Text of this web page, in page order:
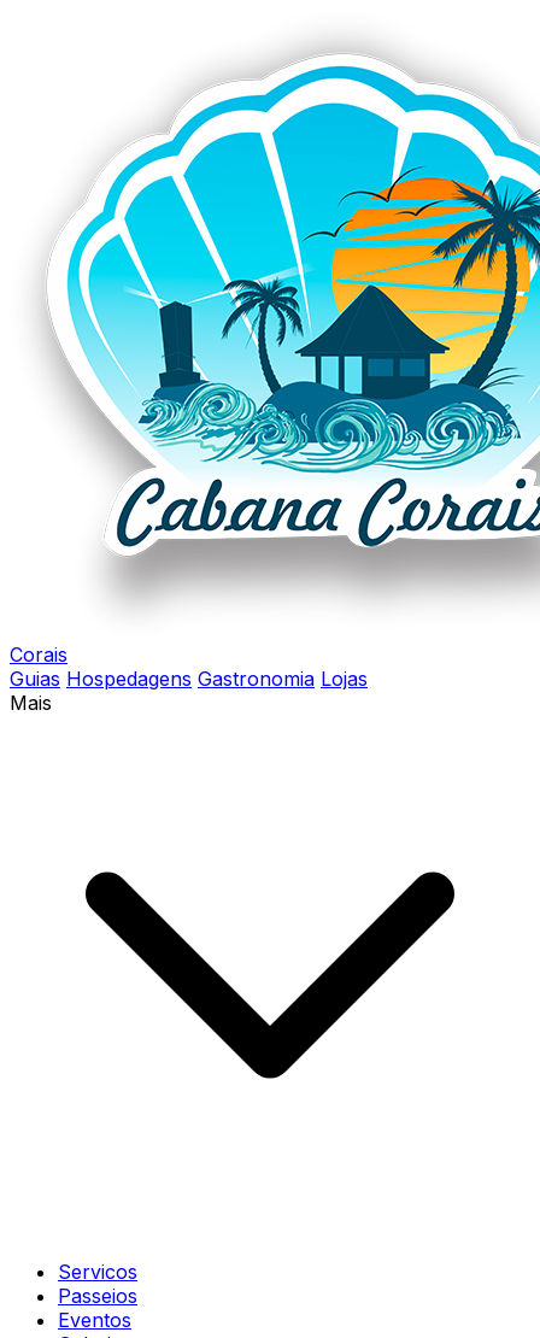
Corais
Guias Hospedagens Gastronomia Lojas
Mais
Servicos
Passeios
Eventos